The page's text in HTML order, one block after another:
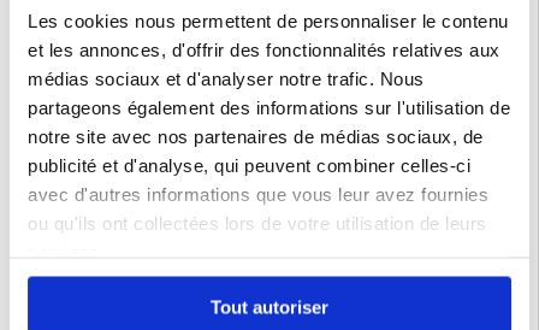
Les cookies nous permettent de personnaliser le contenu
et les annonces, d'offrir des fonctionnalités relatives aux
médias sociaux et d'analyser notre trafic. Nous
partageons également des informations sur l'utilisation de
notre site avec nos partenaires de médias sociaux, de
publicité et d'analyse, qui peuvent combiner celles-ci
avec d'autres informations que vous leur avez fournies
ou qu'ils ont collectées lors de votre utilisation de leurs
Tout autoriser